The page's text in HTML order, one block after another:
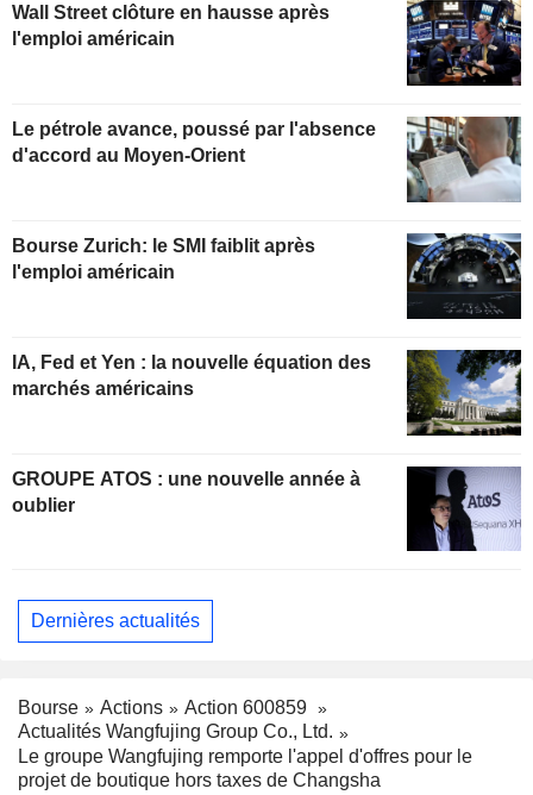
Wall Street clôture en hausse après
l'emploi américain
Le pétrole avance, poussé par l'absence
d'accord au Moyen-Orient
Bourse Zurich: le SMI faiblit après
l'emploi américain
IA, Fed et Yen : la nouvelle équation des
marchés américains
GROUPE ATOS : une nouvelle année à
oublier
Dernières actualités
Bourse Actions
Action 600859
Actualités Wangfujing Group Co., Ltd.
Le groupe Wangfujing remporte l'appel d'offres pour le
projet de boutique hors taxes de Changsha